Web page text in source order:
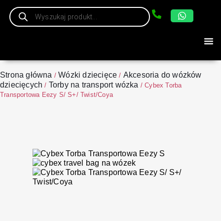
Strona główna /Wózki dziecięce / Akcesoria do wózków
dziecięcych / Torby na transport wózka / Cybex Torba
Transportowa Eezy S/ S+/ Twist/Coya